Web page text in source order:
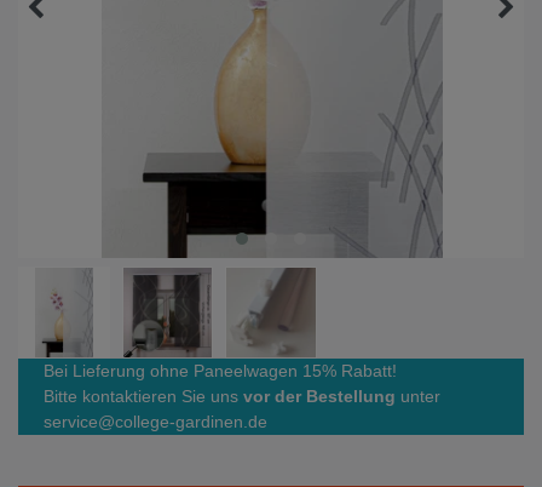
Bei Lieferung ohne Paneelwagen 15% Rabatt!
Bitte kontaktieren Sie uns vor der Bestellung unter
service@college-gardinen.de